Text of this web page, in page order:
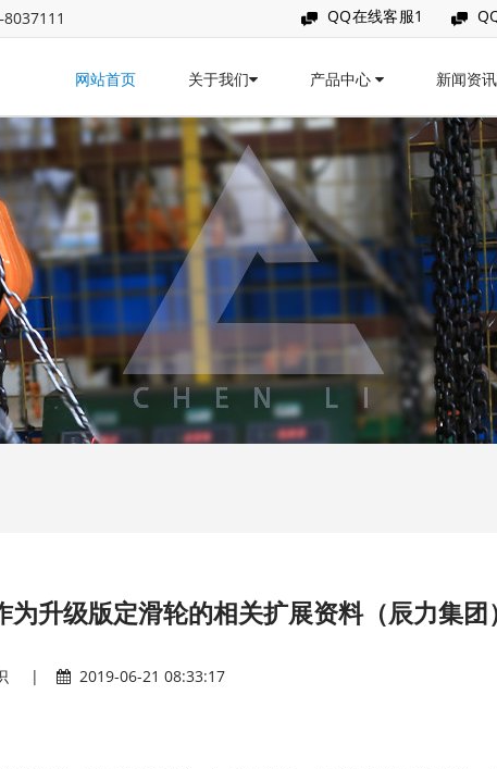
QQ在线客服1
网站首页 关于我们 产品中心 新闻资讯
升级版定滑轮的相关扩展资料（辰力集团）
| 2019-06-21 08:33:17